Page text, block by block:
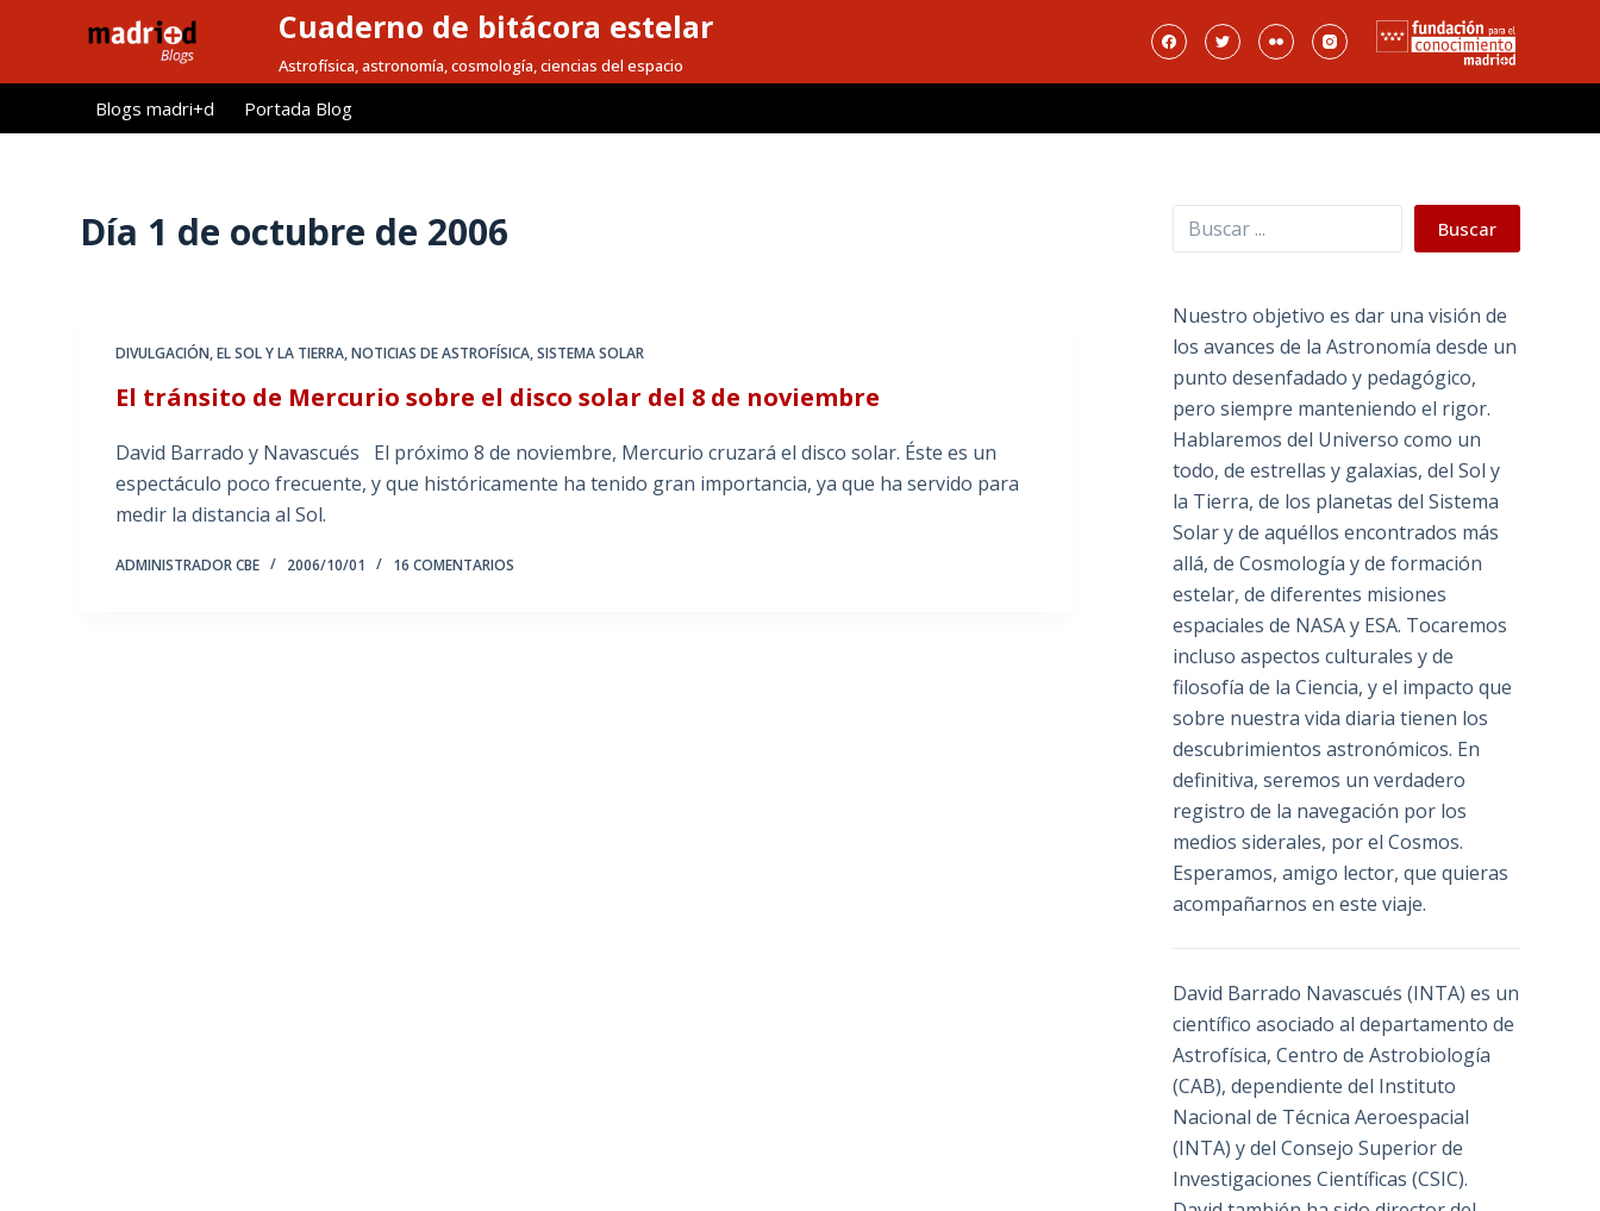
l
Cuaderno de bitácora estelar
Astrofísica, astronomía, cosmología, ciencias del espacio
Blogs madri+d Portada Blog
Día 1 de octubre de 2006
DIVULGACIÓN,EL SOL Y LA TIERRA,NOTICIAS DE ASTROFÍSICA,SISTEMA SOLAR
El tránsito de Mercurio sobre el disco solar del 8 de noviembre
David Barrado y Navascués El próximo 8 de noviembre, Mercurio cruzará el disco solar. Éste es un
espectáculo poco frecuente, y que históricamente ha tenido gran importancia, ya que ha servido para
medir la distancia al Sol.
ADMINISTRADOR CBE 2006/10/01 16 COMENTARIOS
Buscar Buscar
Nuestro objetivo es dar una visión de
los avances de la Astronomía desde un
punto desenfadado y pedagógico,
pero siempre manteniendo el rigor.
Hablaremos del Universo como un
todo, de estrellas y galaxias, del Sol y
la Tierra, de los planetas del Sistema
Solar y de aquéllos encontrados más
allá, de Cosmología y de formación
estelar, de diferentes misiones
espaciales de NASA y ESA. Tocaremos
incluso aspectos culturales y de
filosofía de la Ciencia, y el impacto que
sobre nuestra vida diaria tienen los
descubrimientos astronómicos. En
definitiva, seremos un verdadero
registro de la navegación por los
medios siderales, por el Cosmos.
Esperamos, amigo lector, que quieras
acompañarnos en este viaje.
David Barrado Navascués (INTA) es un
científico asociado al departamento de
Astrofísica, Centro de Astrobiología
(CAB), dependiente del Instituto
Nacional de Técnica Aeroespacial
(INTA) y del Consejo Superior de
Investigaciones Científicas (CSIC).